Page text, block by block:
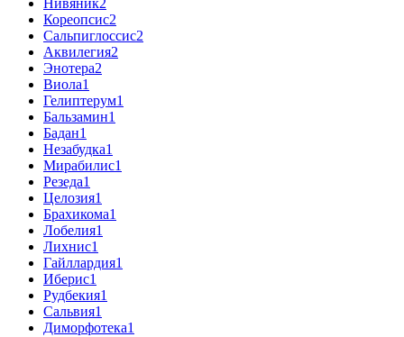
Нивяник2
Кореопсис2
Сальпиглоссис2
Аквилегия2
Энотера2
Виола1
Гелиптерум1
Бальзамин1
Бадан1
Незабудка1
Мирабилис1
Резеда1
Целозия1
Брахикома1
Лобелия1
Лихнис1
Гайллардия1
Иберис1
Рудбекия1
Сальвия1
Диморфотека1